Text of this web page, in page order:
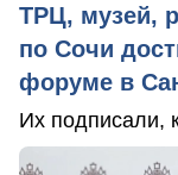
ТРЦ, музей,
по Сочи
форуме в
Их подписали,